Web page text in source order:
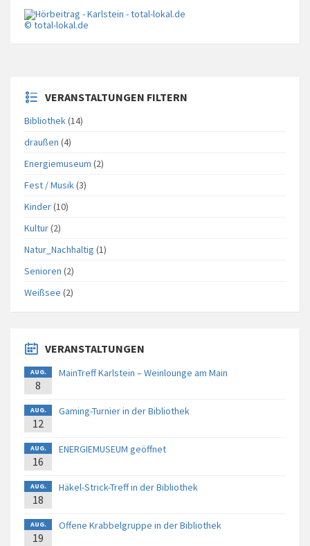
© total-lokal.de
VERANSTALTUNGEN FILTERN
Bibliothek(14)
draußen (4)
Energiemuseum (2)
Fest / Musik(3)
Kinder(10)
Kultur(2)
Natur_Nachhaltig (1)
Senioren (2)
Weißsee (2)
VERANSTALTUNGEN
AUG.
8
MainTreff Karlstein – Weinlounge am Main
AUG.
12
Gaming-Turnier in der Bibliothek
AUG.
16
ENERGIEMUSEUM geöffnet
AUG.
18
Häkel-Strick-Treff in der Bibliothek
AUG.
19
Offene Krabbelgruppe in der Bibliothek